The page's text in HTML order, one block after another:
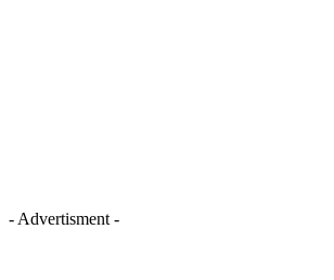
- Advertisment -